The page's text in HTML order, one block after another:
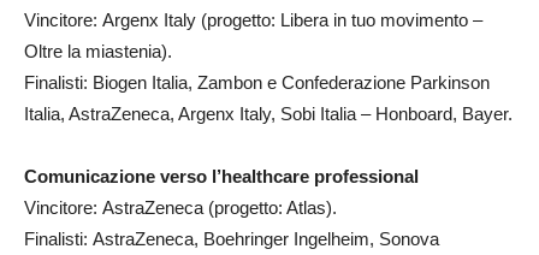
Vincitore: Argenx Italy (progetto: Libera in tuo movimento –
Oltre la miastenia).
Finalisti: Biogen Italia, Zambon e Confederazione Parkinson
Italia, AstraZeneca, Argenx Italy, Sobi Italia – Honboard, Bayer.
Comunicazione verso l’healthcare professional
Vincitore: AstraZeneca (progetto: Atlas).
Finalisti: AstraZeneca, Boehringer Ingelheim, Sonova